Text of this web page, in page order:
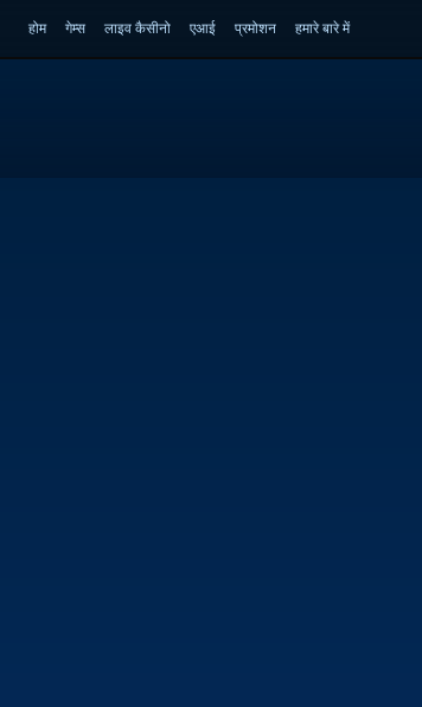
होम गेम्स लाइव कैसीनो एआई प्रमोशन हमारे बारे में